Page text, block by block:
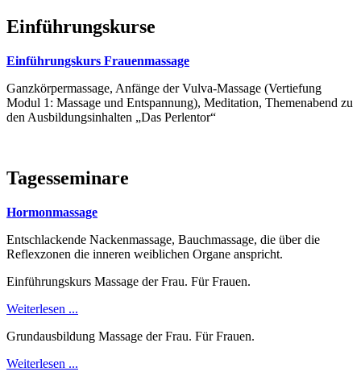
Einführungskurse
Einführungskurs Frauenmassage
Ganzkörpermassage, Anfänge der Vulva-Massage (Vertiefung
Modul 1: Massage und Entspannung), Meditation, Themenabend zu
den Ausbildungsinhalten „Das Perlentor“
Tagesseminare
Hormonmassage
Entschlackende Nackenmassage, Bauchmassage, die über die
Reflexzonen die inneren weiblichen Organe anspricht.
Einführungskurs Massage der Frau. Für Frauen.
Weiterlesen ...
Grundausbildung Massage der Frau. Für Frauen.
Weiterlesen ...